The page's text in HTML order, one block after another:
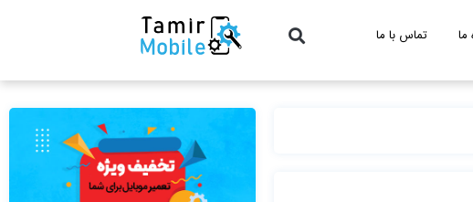
ما تماس با ما